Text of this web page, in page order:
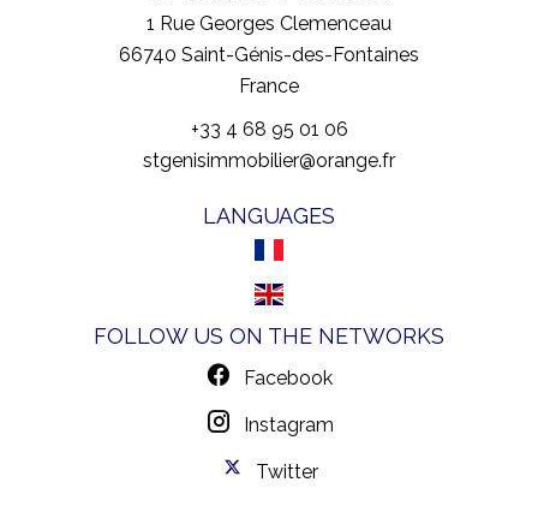
1 Rue Georges Clemenceau
66740 Saint-Génis-des-Fontaines
France
+33 4 68 95 01 06
stgenisimmobilier@orange.fr
LANGUAGES
FOLLOW US ON THE NETWORKS
Facebook
Instagram
Twitter